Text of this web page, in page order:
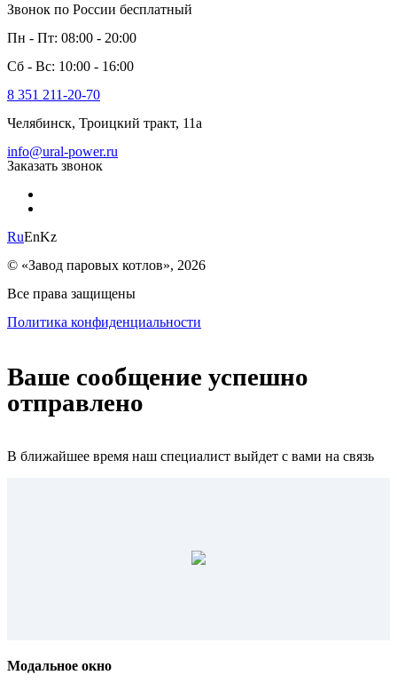
Звонок по России бесплатный
Пн - Пт: 08:00 - 20:00
Сб - Вс: 10:00 - 16:00
8 351 211-20-70
Челябинск, Троицкий тракт, 11а
info@ural-power.ru
Заказать звонок
RuEnKz
© «Завод паровых котлов», 2026
Все права защищены
Политика конфиденциальности
Ваше сообщение успешно
отправлено
В ближайшее время наш специалист выйдет с вами на связь
Модальное окно